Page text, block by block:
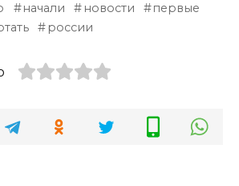
начали новости
первые
россии